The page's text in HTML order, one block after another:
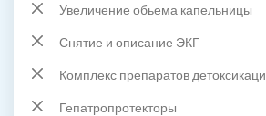
Увеличение обьема капельницы
Снятие и описание ЭКГ
Комплекс препаратов
Гепатропротекторы